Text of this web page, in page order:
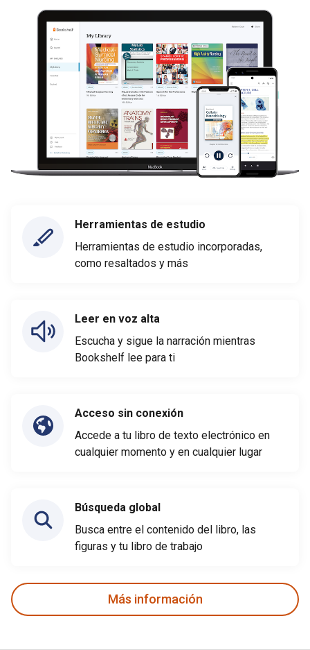
Herramientas de estudio
Herramientas de estudio incorporadas,
como resaltados y más
Leer en voz alta
Escucha y sigue la narración mientras
Bookshelf lee para ti
Acceso sin conexión
Accede a tu libro de texto electrónico en
cualquier momento y en cualquier lugar
Búsqueda global
Busca entre el contenido del libro, las
figuras y tu libro de trabajo
Más información